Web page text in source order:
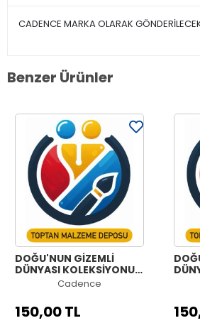
CADENCE MARKA OLARAK
Benzer Ürünler
DOĞU'NUN GİZEMLİ
DÜNYASI KOLEKSİYONU
OW-66 60X84CM
Cadence
150,00 TL